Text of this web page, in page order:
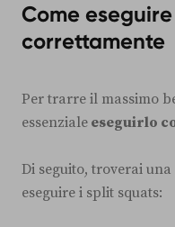
Come
correttamente
Per trarre il massimo
essenziale eseguirlo
Di seguito, troverai
eseguire i split squats: